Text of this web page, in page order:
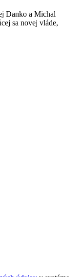
Danko a Michal
sa novej vláde,